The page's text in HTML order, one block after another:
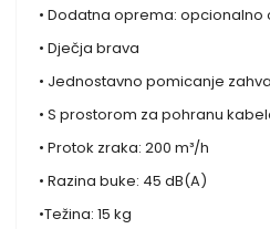
• Dodatna oprema: opcionalno
• Dječja brava
• Jednostavno pomicanje
• S prostorom za pohranu
• Protok zraka: 200 m³/h
• Razina buke: 45 dB(A)
•Težina: 15 kg